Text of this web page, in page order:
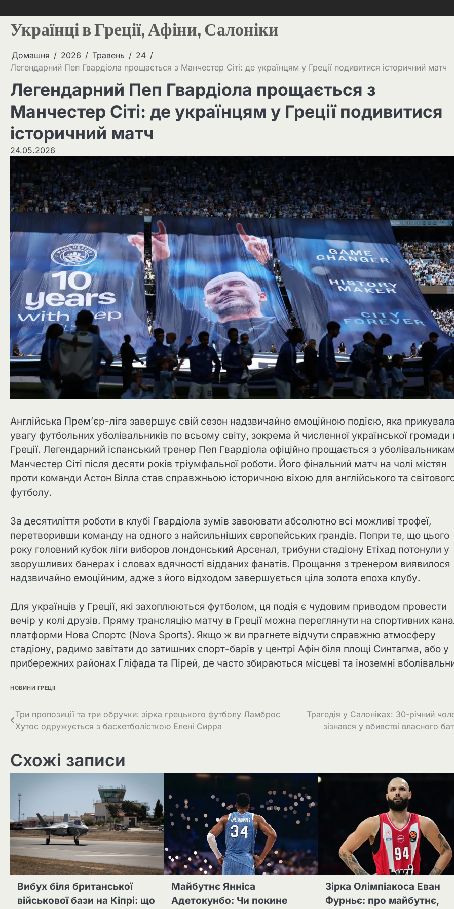
Українці в Греції, Афіни, Салоніки
Домашня 2026 Травень
24
Легендарний Пеп Гвардіола прощається з Манчестер Сіті: де українцям у Греції подивитися історичний матч
Легендарний Пеп Гвардіола прощається з
Манчестер Сіті: де українцям у Греції подивитися
історичний матч
24.05.2026
Англійська Прем’єр-ліга завершує свій сезон надзвичайно емоційною подією, яка прикувала
увагу футбольних уболівальників по всьому світу, зокрема й численної української громади
Греції. Легендарний іспанський тренер Пеп Гвардіола офіційно прощається з
Манчестер Сіті після десяти років тріумфальної роботи. Його фінальний матч на чолі містян
проти команди Астон Вілла став справжньою історичною віхою для англійського та
футболу.
За десятиліття роботи в клубі Гвардіола зумів завоювати абсолютно всі можливі трофеї,
перетворивши команду на одного з найсильніших європейських грандів. Попри те, що цього
року головний кубок ліги виборов лондонський Арсенал, трибуни стадіону Етіхад потонули у
зворушливих банерах і словах вдячності відданих фанатів. Прощання з тренером виявилося
надзвичайно емоційним, адже з його відходом завершується ціла золота епоха клубу.
Для українців у Греції, які захоплюються футболом, ця подія є чудовим приводом провести
вечір у колі друзів. Пряму трансляцію матчу в Греції можна переглянути на спортивних
платформи Нова Спортс (Nova Sports). Якщо ж ви прагнете відчути справжню атмосферу
стадіону, радимо завітати до затишних спорт-барів у центрі Афін біля площі Синтагма, або у
прибережних районах Гліфада та Пірей, де часто збираються місцеві та іноземні
НОВИНИ ГРЕЦІЇ
Три пропозиції та три обручки: зірка грецького футболу Ламброс
Хутос одружується з баскетболісткою Елені Сирра
Трагедія у Салоніках: 30-річний
зізнався у вбивстві власного
Схожі записи
Вибух біля британської
військової бази на Кіпрі: що
Майбутнє Янніса
Адетокунбо: Чи покине
Зірка Олімпіакоса Еван
Фурньє: про майбутнє,